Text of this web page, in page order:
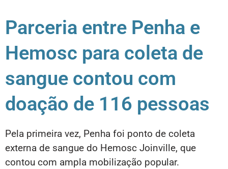
Parceria entre Penha e
Hemosc para coleta de
sangue contou com
doação de 116 pessoas
Pela primeira vez, Penha foi ponto de coleta
externa de sangue do Hemosc Joinville, que
contou com ampla mobilização popular.